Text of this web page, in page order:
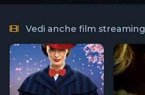
Vedi anche film streaming